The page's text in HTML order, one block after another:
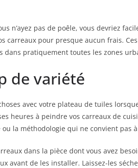
n’ayez pas de poêle, vous devriez
carreaux pour presque aucun frais.
dans pratiquement toutes les zones
de variété
avec votre plateau de tuiles
heures à peindre vos carreaux de
la méthodologie qui ne convient pas
dans la pièce dont vous avez
avant de les installer. Laissez-les